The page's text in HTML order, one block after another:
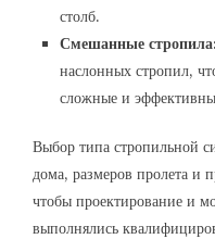
столб.
Смешанные стропила:
наслонных стропил,
сложные и
Выбор типа стропильной
дома, размеров пролета и
чтобы проектирование и
выполнялись